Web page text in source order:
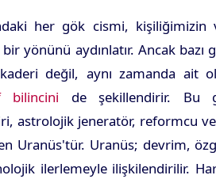
her gök cismi, kişiliğimizin
yönünü aydınlatır. Ancak bazı
değil, aynı zamanda ait
bilincini de şekillendirir. Bu
astrolojik jeneratör, reformcu
Uranüs'tür. Uranüs; devrim,
ilerlemeyle ilişkilendirilir.